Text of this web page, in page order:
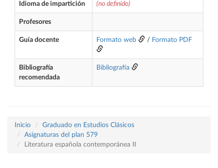
Idioma de impartición (no definido)
Profesores
Guía docente Formato web / Formato PDF
Bibliografía
recomendada
Bibliografía
Inicio
Graduado en Estudios Clásicos
Asignaturas del plan 579
Literatura española contemporánea II